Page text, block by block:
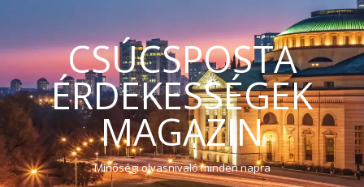
CSÚCSPOSTA
ÉRDEKESSÉGEK
MAGAZIN
Minőségi olvasnivaló minden napra